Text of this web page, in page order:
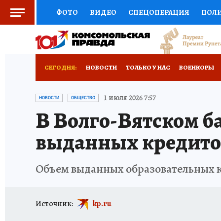
ФОТО ВИДЕО СПЕЦОПЕРАЦИЯ
СОЦПОДДЕРЖКА НАУКА СПОРТ
СЕГОДНЯ: НОВОСТИ ТОЛЬКО У НАС ВОЕНКОРЫ
ТЕРРИТОРИЯ ДОБРА
НОВОСТИ ОБЩЕСТВО 1 июля 2026 7:57
В Волго-Вятском
выданных
Объем выданных образовательных
Источник: kp.ru